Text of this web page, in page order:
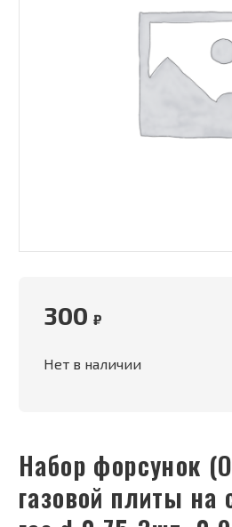
Набор форсунок (Омичка) для
газовой плиты
300 ₽
Нет в наличии